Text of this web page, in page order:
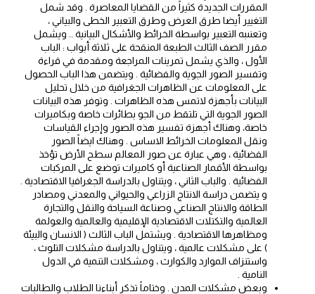
المقررات الجديدة كثيراً من القضايا المعاصرة . وقد شمل
التغيير أيضا طرق العرض وطرق التعبير الخطى والبياني ،
وتعنىبه التعبير بواسطة الخرائط والأشكال البيانية .. ويشمل
مقرر الصف الثالث الطبعة المنقحة على ثلاثة أبواب : الباب
الأول ، والذي يشمل تمرينات المراجعة ومقدمة في قراءة
وتفسير الصور الجوية والفضائية . ويتضمن هذا الباب الحصول
على المعلومات عن الظاهرات الجغرافية من خلال تحليل
البيانات بأجهزة لاتمس هذه الظاهرات . وتوفر هذه البيانات
الصور الجوية التي تلتقط من الجو بطائرات خاصة وبكاميرات
خاصة، وهناك أجهزة تفسير هذه الصور وإجراء القياسات
ونقل المعلومات الخرائط الاساس . وهناك ايضاً الصور
الفضائية ، وهي عبارة عن صور المعالم سطح الأرض تؤخذ
بواسطة الأقمار الصناعية أو كاميرات توضع على المركبات
الفضائية . والباب الثاني ، ويتناول بالدراسة الجغرافيا الاقتصادية .
و يتضمن دراسة الانتاج الزراعي والحيواني والمعدني ومصادر
الطاقة والانتاج الصناعي وصناعة السياحة والنقل والتجارة
العالمية والتكتلات الاقتصادية الإقليمية والعالمية والعولمة
ومظاهرها الاقتصادية . ويشتمل الباب الثالث ( الانسان والبيئة
) على مشكلات عالمية ، ويتناول بالدراسة مشكلات التلوث ،
واستنزاف الموارد والكوارث ، ومشكلات التنمية في الدول
النامية .
وبعض مشكلات المدن . وختاماً تذكر أبناءنا الطلاب والطالبات